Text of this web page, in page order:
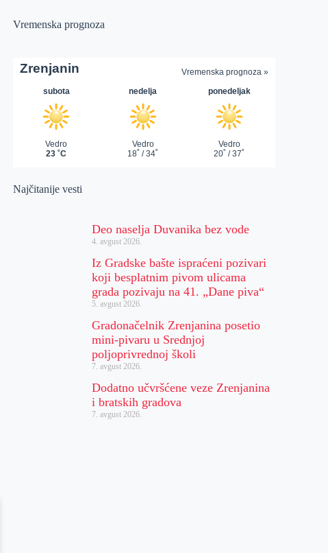
Vremenska prognoza
Najčitanije vesti
Deo naselja Duvanika bez vode
4. avgust 2026.
Iz Gradske bašte ispraćeni pozivari
koji besplatnim pivom ulicama
grada pozivaju na 41. „Dane piva“
5. avgust 2026.
Gradonačelnik Zrenjanina posetio
mini-pivaru u Srednjoj
poljoprivrednoj školi
7. avgust 2026.
Dodatno učvršćene veze Zrenjanina
i bratskih gradova
7. avgust 2026.